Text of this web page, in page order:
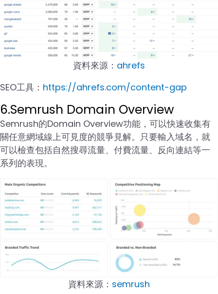
資料來源： ahrefs
SEO工具： https://ahrefs.com/content-gap
6.Semrush Domain Overview
Semrush的Domain Overview功能，可以快速收集有
關任意網域線上可見度的競爭見解。只要輸入域名，就
可以檢查包括自然搜尋流量、付費流量、反向連結等一
系列的表現。
資料來源： semrush